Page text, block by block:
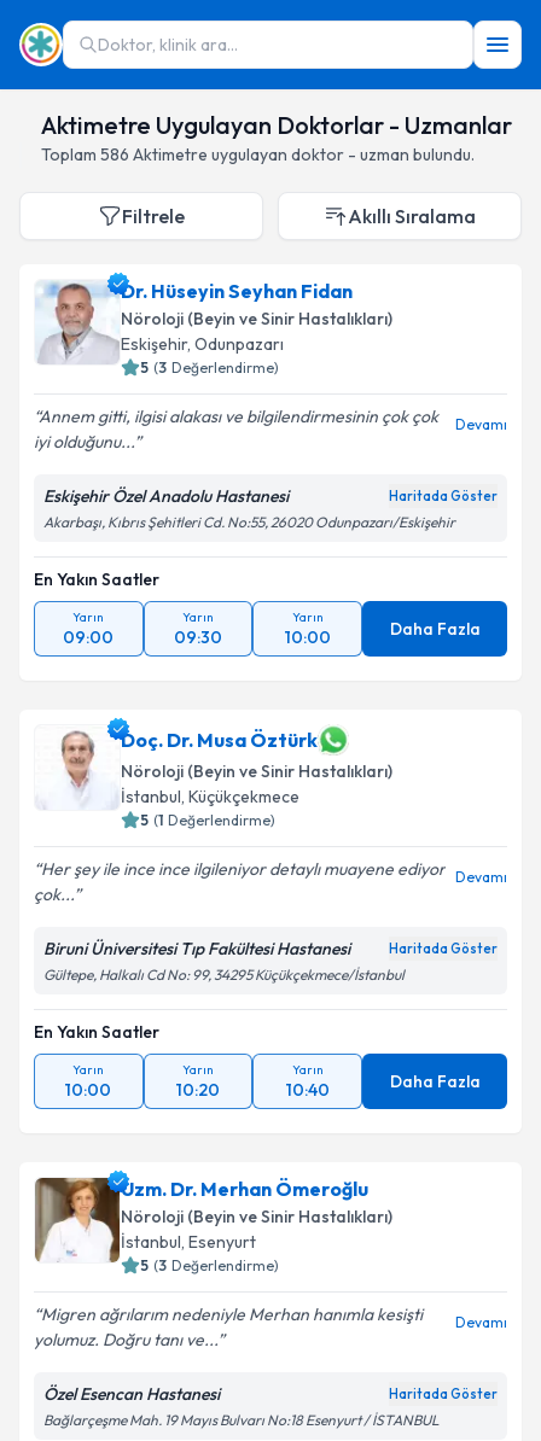
Doktor, klinik ara...
Aktimetre Uygulayan Doktorlar - Uzmanlar
Toplam 586 Aktimetre uygulayan doktor - uzman bulundu.
Filtrele Akıllı Sıralama
Dr. Hüseyin Seyhan Fidan
Nöroloji (Beyin ve Sinir Hastalıkları)
Eskişehir, Odunpazarı
5 (3 Değerlendirme)
Annem gitti, ilgisi alakası ve bilgilendirmesinin çok çok
iyi olduğunu...
Devamı
Eskişehir Özel Anadolu Hastanesi Haritada Göster
Akarbaşı, Kıbrıs Şehitleri Cd. No:55, 26020 Odunpazarı/Eskişehir
En Yakın Saatler
Yarın
09:00
Yarın
09:30
Yarın
10:00 Daha Fazla
Doç. Dr. Musa Öztürk
Nöroloji (Beyin ve Sinir Hastalıkları)
İstanbul, Küçükçekmece
5 (1 Değerlendirme)
Her şey ile ince ince ilgileniyor detaylı muayene ediyor
çok...
Devamı
Biruni Üniversitesi Tıp Fakültesi Hastanesi Haritada Göster
Gültepe, Halkalı Cd No: 99, 34295 Küçükçekmece/İstanbul
En Yakın Saatler
Yarın
10:00
Yarın
10:20
Yarın
10:40 Daha Fazla
Uzm. Dr. Merhan Ömeroğlu
Nöroloji (Beyin ve Sinir Hastalıkları)
İstanbul, Esenyurt
5 (3 Değerlendirme)
Migren ağrılarım nedeniyle Merhan hanımla kesişti
yolumuz. Doğru tanı ve...
Devamı
Özel Esencan Hastanesi Haritada Göster
Bağlarçeşme Mah. 19 Mayıs Bulvarı No:18 Esenyurt / İSTANBUL